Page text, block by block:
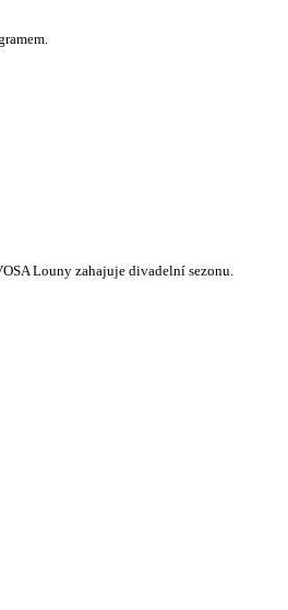
Louny zahajuje divadelní sezonu.